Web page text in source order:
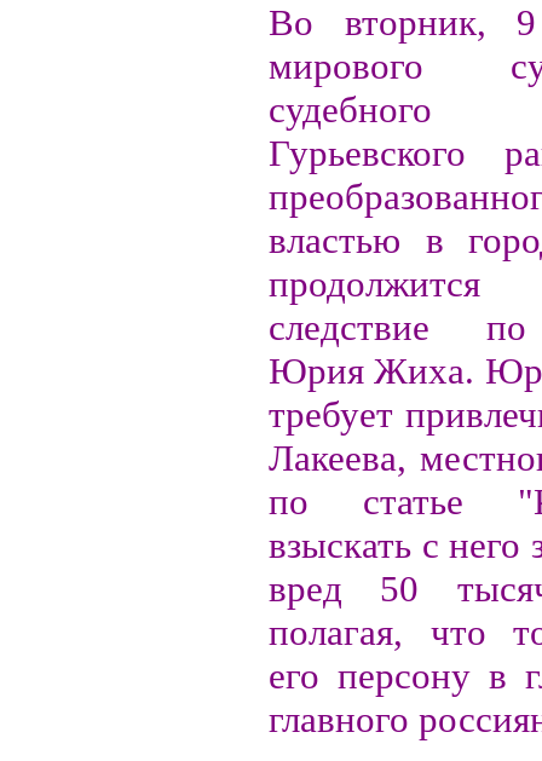
Во вторник,
мирового
Гурьевского
властью в
следствие
Юрия Жиха.
требует
Лакеева,
по статье
взыскать с
вред 50
полагая, что
его персону в
главного